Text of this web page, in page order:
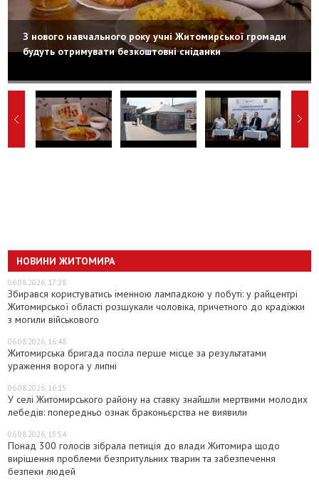
З нового навчального року учні Житомирської громади
будуть отримувати безкоштовні сніданки
НОВИНИ ЖИТОМИРА
06.08.2026, 17:28
Збирався користуватись іменною лампадкою у побуті: у райцентрі
Житомирської області розшукали чоловіка, причетного до крадіжки
з могили військового
06.08.2026, 16:48
Житомирська бригада посіла перше місце за результатами
ураження ворога у липні
06.08.2026, 16:15
У селі Житомирського району на ставку знайшли мертвими молодих
лебедів: попередньо ознак браконьєрства не виявили
06.08.2026, 15:54
Понад 300 голосів зібрала петиція до влади Житомира щодо
вирішення проблеми безпритульних тварин та забезпечення
безпеки людей